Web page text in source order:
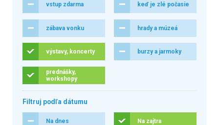
vstup zdarma keď je zlé počasie
zábava vonku hrady a múzeá
výstavy, koncerty burzy a jarmoky
prednášky,
workshopy
Filtruj podľa dátumu
Na dnes Na zajtra